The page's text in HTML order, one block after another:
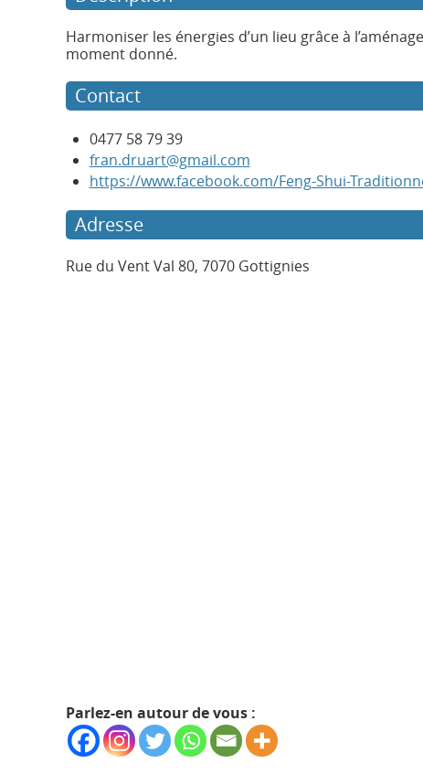
Harmoniser les énergies d’un lieu grâce à
moment donné.
Contact
0477 58 79 39
fran.druart@gmail.com
https://www.facebook.com/Feng-Shui-
Adresse
Rue du Vent Val 80, 7070 Gottignies
Parlez-en autour de vous :